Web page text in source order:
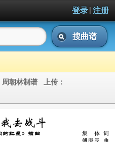
登录| 注册
搜曲谱
周朝林制谱 上传：